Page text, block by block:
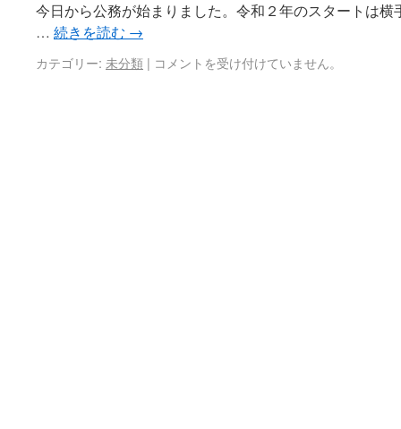
今日から公務が始まりました。令和２年のスタートは
… 続きを読む →
カテゴリー: 未分類 | コメントを受け付けていません。